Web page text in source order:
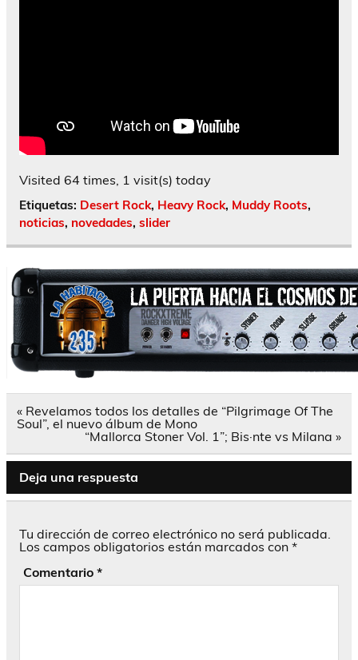
Visited 64 times, 1 visit(s) today
Etiquetas: Desert Rock, Heavy Rock, Muddy Roots,
noticias, novedades, slider
Navegación
de
entradas
« Revelamos todos los detalles de “Pilgrimage Of The
Soul”, el nuevo álbum de Mono
“Mallorca Stoner Vol. 1”; Bis·nte vs Milana »
Deja una respuesta
Tu dirección de correo electrónico no será publicada.
Los campos obligatorios están marcados con *
Comentario *